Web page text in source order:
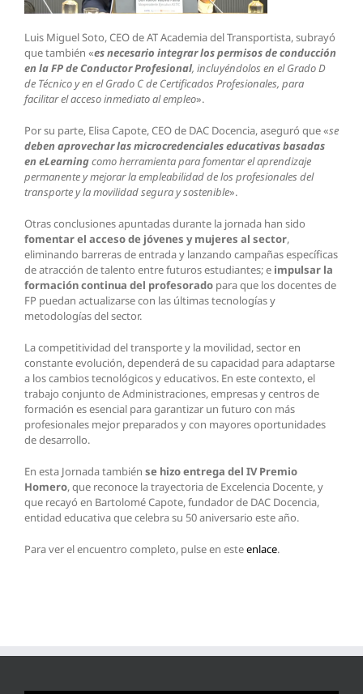
Luis Miguel Soto, CEO de AT Academia del Transportista, subrayó
que también «es necesario integrar los permisos de conducción
en la FP de Conductor Profesional, incluyéndolos en el Grado D
de Técnico y en el Grado C de Certificados Profesionales, para
facilitar el acceso inmediato al empleo».
Por su parte, Elisa Capote, CEO de DAC Docencia, aseguró que «se
deben aprovechar las microcredenciales educativas basadas
en eLearningcomo herramienta para fomentar el aprendizaje
permanente y mejorar la empleabilidad de los profesionales del
transporte y la movilidad segura y sostenible».
Otras conclusiones apuntadas durante la jornada han sido
fomentar el acceso de jóvenes y mujeres al sector,
eliminando barreras de entrada y lanzando campañas específicas
de atracción de talento entre futuros estudiantes; e impulsar la
formación continua del profesorado para que los docentes de
FP puedan actualizarse con las últimas tecnologías y
metodologías del sector.
La competitividad del transporte y la movilidad, sector en
constante evolución, dependerá de su capacidad para adaptarse
a los cambios tecnológicos y educativos. En este contexto, el
trabajo conjunto de Administraciones, empresas y centros de
formación es esencial para garantizar un futuro con más
profesionales mejor preparados y con mayores oportunidades
de desarrollo.
En esta Jornada también se hizo entrega del IV Premio
Homero, que reconoce la trayectoria de Excelencia Docente, y
que recayó en Bartolomé Capote, fundador de DAC Docencia,
entidad educativa que celebra su 50 aniversario este año.
Para ver el encuentro completo, pulse en esteenlace.